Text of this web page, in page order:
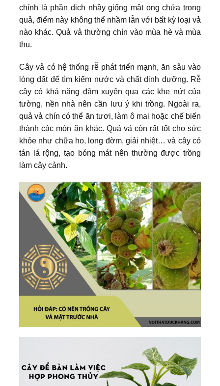
chính là phần dịch nhầy giống mật ong chứa trong
quả, điểm này không thể nhầm lẫn với bất kỳ loại vả
nào khác. Quả vả thường chín vào mùa hè và mùa
thu.
Cây vả có hệ thống rễ phát triển mạnh, ăn sâu vào
lòng đất để tìm kiếm nước và chất dinh dưỡng. Rễ
cây có khả năng đâm xuyên qua các khe nứt của
tường, nền nhà nên cần lưu ý khi trồng. Ngoài ra,
quả vả chín có thể ăn tươi, làm ô mai hoặc chế biến
thành các món ăn khác. Quả vả còn rất tốt cho sức
khỏe như chữa ho, long đờm, giải nhiệt… và cây có
tán lá rộng, tạo bóng mát nên thường được trồng
làm cây cảnh.